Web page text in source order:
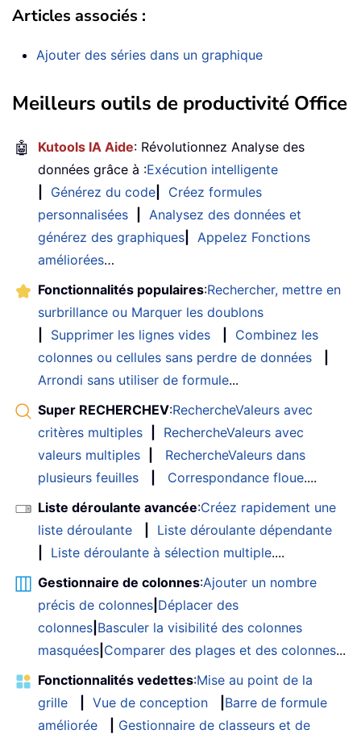
Articles associés :
Ajouter des séries dans un graphique
Meilleurs outils de productivité Office
🤖 Kutools IA Aide: Révolutionnez Analyse des
données grâce à :Exécution intelligente
Générez du code
Créez formules
personnalisées
Analysez des données et
générez des graphiques
Appelez Fonctions
améliorées…
Fonctionnalités populaires:Rechercher, mettre en
surbrillance ou Marquer les doublons
Supprimer les lignes vides
Combinez les
colonnes ou cellules sans perdre de données
Arrondi sans utiliser de formule...
Super RECHERCHEV:RechercheValeurs avec
critères multiples
RechercheValeurs avec
valeurs multiples
RechercheValeurs dans
plusieurs feuilles
Correspondance floue....
Liste déroulante avancée:Créez rapidement une
liste déroulante
Liste déroulante dépendante
Liste déroulante à sélection multiple....
Gestionnaire de colonnes:Ajouter un nombre
précis de colonnes Déplacer des
colonnes Basculer la visibilité des colonnes
masquées Comparer des plages et des colonnes...
Fonctionnalités vedettes:Mise au point de la
grille
Vue de conception
Barre de formule
améliorée
Gestionnaire de classeurs et de